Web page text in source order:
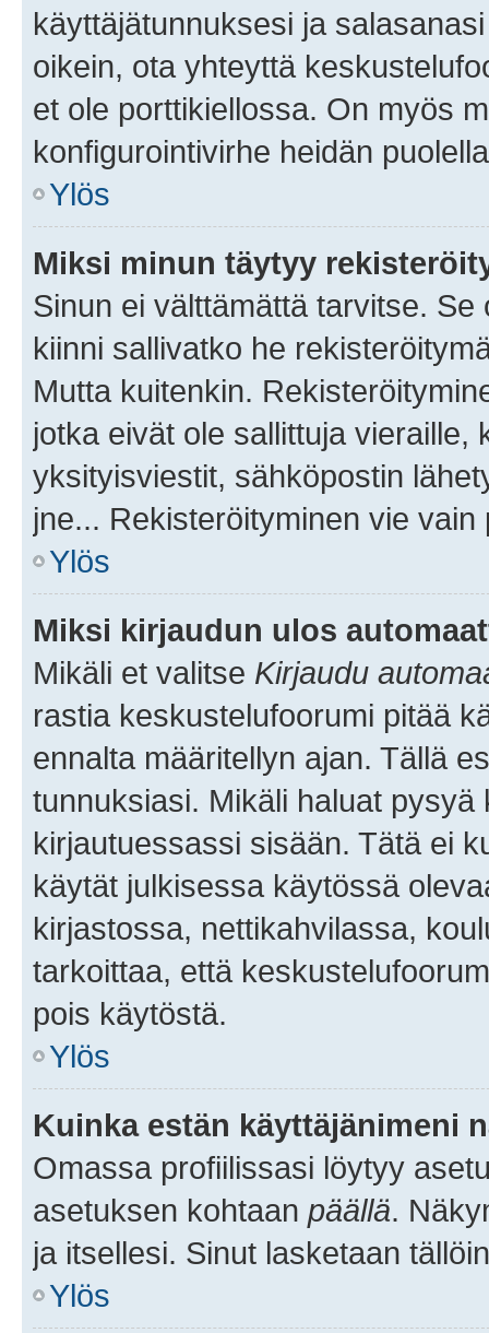
käyttäjätunnuksesi ja
oikein, ota yhteyttä
et ole porttikiellossa. On myös
konfigurointivirhe heidän
Ylös
Miksi minun täytyy
Sinun ei välttämättä tarvitse.
kiinni sallivatko he
Mutta kuitenkin.
jotka eivät ole sallittuja vieraille,
yksityisviestit, sähköpostin
jne... Rekisteröityminen vie
Ylös
Miksi kirjaudun ulos
Mikäli et valitse Kirjaudu
rastia keskustelufoorumi pitää
ennalta määritellyn ajan. Tällä
tunnuksiasi. Mikäli haluat
kirjautuessassi sisään. Tätä ei
käytät julkisessa käytössä
kirjastossa, nettikahvilassa,
tarkoittaa, että
pois käytöstä.
Ylös
Kuinka estän käyttäjänimeni
Omassa profiilissasi löytyy
asetuksen kohtaan päällä.
ja itsellesi. Sinut lasketaan
Ylös